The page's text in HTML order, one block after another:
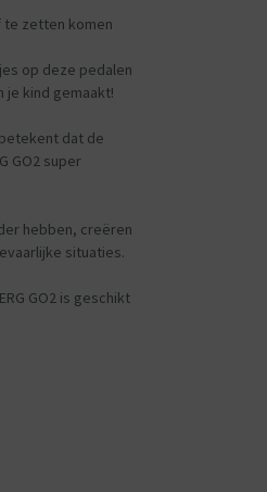
te zetten komen
op deze pedalen
kind gemaakt!
dat de
GO2 super
hebben, creëren
situaties.
GO2 is geschikt